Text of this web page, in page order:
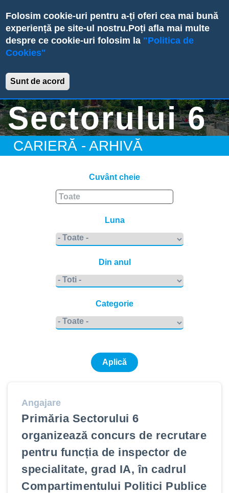
Folosim cookie-uri pentru a-ți oferi cea mai bună
experiență pe site-ul nostru.Poți afla mai multe
despre ce cookie-uri folosim la "Politica de
Cookies"
Sunt de acord
to
main
content
Primăria
Sectorului 6
CARIERĂ - ARHIVĂ
Cuvânt cheie
Luna
Din anul
Categorie
Angajare
Primăria Sectorului 6
organizează concurs de recrutare
pentru funcția de inspector de
specialitate, grad IA, în cadrul
Compartimentului Politici Publice